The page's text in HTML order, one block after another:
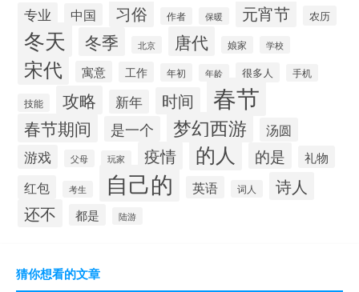
专业 中国 习俗 作者 保暖 元宵节 农历
冬天 冬季 北京 唐代 娘家 学校
宋代 寓意 工作 年初 年龄 很多人 手机
技能 攻略 新年 时间 春节
春节期间 是一个 梦幻西游
汤圆
游戏
父母 玩家 疫情 的人 的是 礼物
红包 考生 自己的 英语 词人
诗人
还不
都是 陆游
猜你想看的文章